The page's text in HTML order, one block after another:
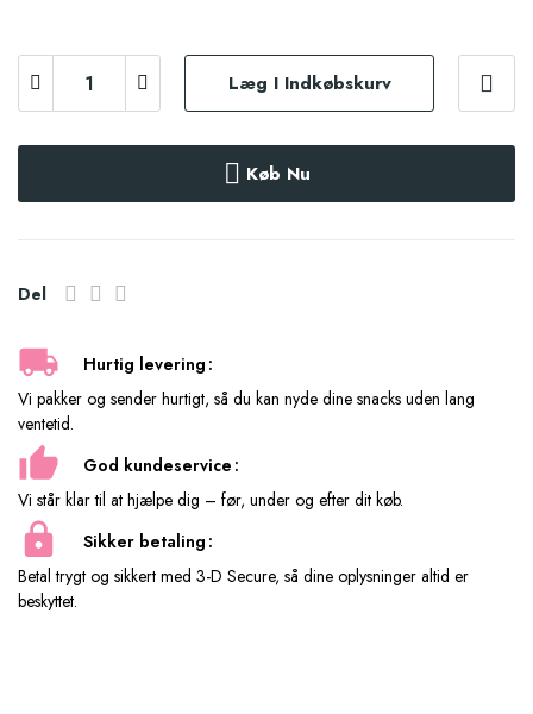
Læg I Indkøbskurv
Køb Nu
Del
Hurtig levering
Vi pakker og sender hurtigt, så du kan nyde dine snacks uden lang
ventetid.
God kundeservice
Vi står klar til at hjælpe dig – før, under og efter dit køb.
Sikker betaling
Betal trygt og sikkert med 3-D Secure, så dine oplysninger altid er
beskyttet.